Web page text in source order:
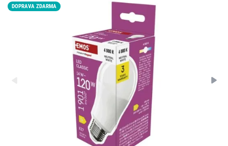
DOPRAVA ZDARMA